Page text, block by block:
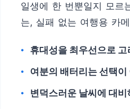
일생에 한 번뿐일지 모르
는, 실패 없는 여행용 카
휴대성을 최우선으로
여분의 배터리는 선택
변덕스러운 날씨에 대비